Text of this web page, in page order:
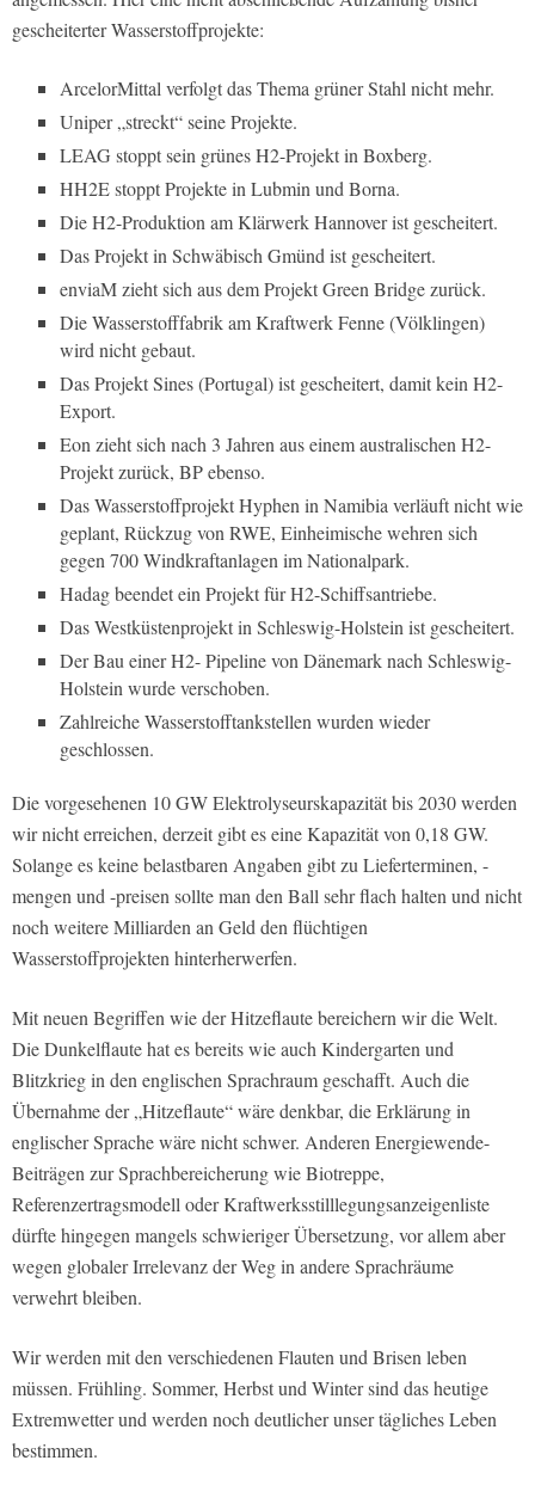
gescheiterter Wasserstoffprojekte:
ArcelorMittal verfolgt das Thema grüner Stahl nicht mehr.
Uniper „streckt“ seine Projekte.
LEAG stoppt sein grünes H2-Projekt in Boxberg.
HH2E stoppt Projekte in Lubmin und Borna.
Die H2-Produktion am Klärwerk Hannover ist gescheitert.
Das Projekt in Schwäbisch Gmünd ist gescheitert.
enviaM zieht sich aus dem Projekt Green Bridge zurück.
Die Wasserstofffabrik am Kraftwerk Fenne (Völklingen)
wird nicht gebaut.
Das Projekt Sines (Portugal) ist gescheitert, damit kein H2-
Export.
Eon zieht sich nach 3 Jahren aus einem australischen H2-
Projekt zurück, BP ebenso.
Das Wasserstoffprojekt Hyphen in Namibia verläuft nicht wie
geplant, Rückzug von RWE, Einheimische wehren sich
gegen 700 Windkraftanlagen im Nationalpark.
Hadag beendet ein Projekt für H2-Schiffsantriebe.
Das Westküstenprojekt in Schleswig-Holstein ist gescheitert.
Der Bau einer H2- Pipeline von Dänemark nach Schleswig-
Holstein wurde verschoben.
Zahlreiche Wasserstofftankstellen wurden wieder
geschlossen.
Die vorgesehenen 10 GW Elektrolyseurskapazität bis 2030 werden
wir nicht erreichen, derzeit gibt es eine Kapazität von 0,18 GW.
Solange es keine belastbaren Angaben gibt zu Lieferterminen, -
mengen und -preisen sollte man den Ball sehr flach halten und nicht
noch weitere Milliarden an Geld den flüchtigen
Wasserstoffprojekten hinterherwerfen.
Mit neuen Begriffen wie der Hitzeflaute bereichern wir die Welt.
Die Dunkelflaute hat es bereits wie auch Kindergarten und
Blitzkrieg in den englischen Sprachraum geschafft. Auch die
Übernahme der „Hitzeflaute“ wäre denkbar, die Erklärung in
englischer Sprache wäre nicht schwer. Anderen Energiewende-
Beiträgen zur Sprachbereicherung wie Biotreppe,
Referenzertragsmodell oder Kraftwerksstilllegungsanzeigenliste
dürfte hingegen mangels schwieriger Übersetzung, vor allem aber
wegen globaler Irrelevanz der Weg in andere Sprachräume
verwehrt bleiben.
Wir werden mit den verschiedenen Flauten und Brisen leben
müssen. Frühling. Sommer, Herbst und Winter sind das heutige
Extremwetter und werden noch deutlicher unser tägliches Leben
bestimmen.